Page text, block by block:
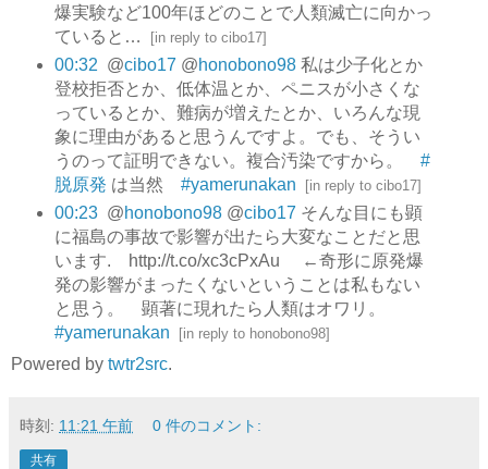
爆実験など100年ほどのことで人類滅亡に向かっ
ていると…
[in reply to cibo17]
00:32 @cibo17 @honobono98私は少子化とか
登校拒否とか、低体温とか、ペニスが小さくな
っているとか、難病が増えたとか、いろんな現
象に理由があると思うんですよ。でも、そうい
うのって証明できない。複合汚染ですから。 #
脱原発 は当然 #yamerunakan [in reply to cibo17]
00:23 @honobono98@cibo17 そんな目にも顕
に福島の事故で影響が出たら大変なことだと思
います. http://t.co/xc3cPxAu ←奇形に原発爆
発の影響がまったくないということは私もない
と思う。 顕著に現れたら人類はオワリ。
#yamerunakan [in reply to honobono98]
Powered by twtr2src.
時刻: 11:21 午前 0 件のコメント:
共有